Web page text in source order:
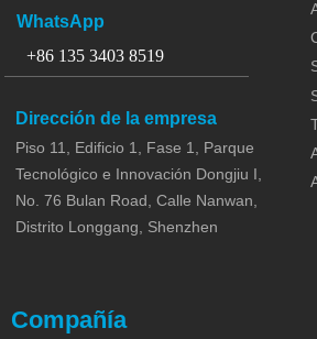
Dirección de la empresa
Piso 11, Edificio 1, Fase 1, Parque
Tecnológico e Innovación Dongjiu I,
No. 76 Bulan Road, Calle Nanwan,
Distrito Longgang, Shenzhen
WhatsApp
+86 135 3403 8519
Compañía